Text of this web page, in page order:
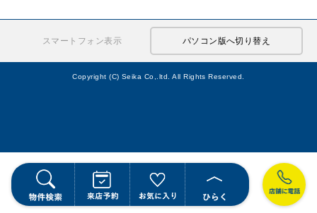
スマートフォン表示 パソコン版へ切り替え
Copyright (C) Seika Co,.ltd. All Rights Reserved.